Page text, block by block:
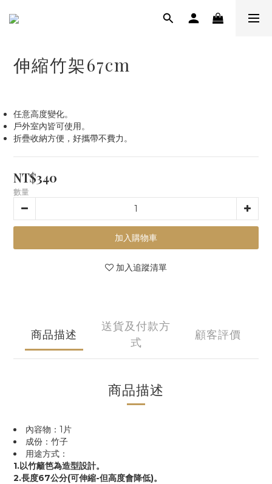
伸縮竹架67cm
任意高度變化。
戶外室內皆可使用。
折疊收納方便，好攜帶不費力。
NT$340
數量
加入購物車
加入追蹤清單
商品描述
送貨及付款方
式
顧客評價
商品描述
內容物：1片
成份：竹子
用途方式：
1.以竹籬笆為造型設計。
2.長度67公分(可伸縮-但高度會降低)。